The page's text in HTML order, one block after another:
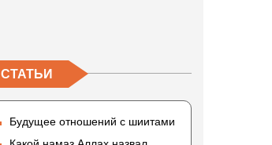
СТАТЬИ
Будущее отношений с шиитами